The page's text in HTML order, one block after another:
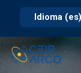
Idioma